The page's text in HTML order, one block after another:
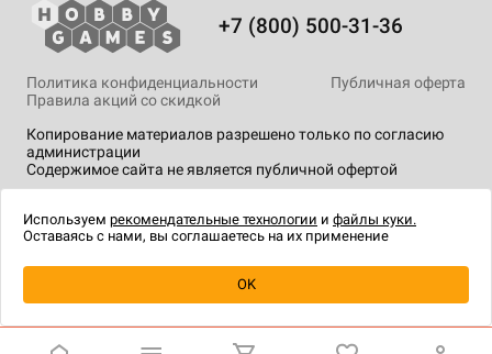
Уведомить о наличии
+7 (800) 500-31-36
Копирование материалов разрешено только по согласию
администрации
Содержимое сайта не является публичной офертой
Политика конфиденциальности
Публичная оферта
Правила акций со скидкой
технологии.
Используем рекомендательные технологии и файлы куки.
Оставаясь с нами, вы соглашаетесь на их применение
OK